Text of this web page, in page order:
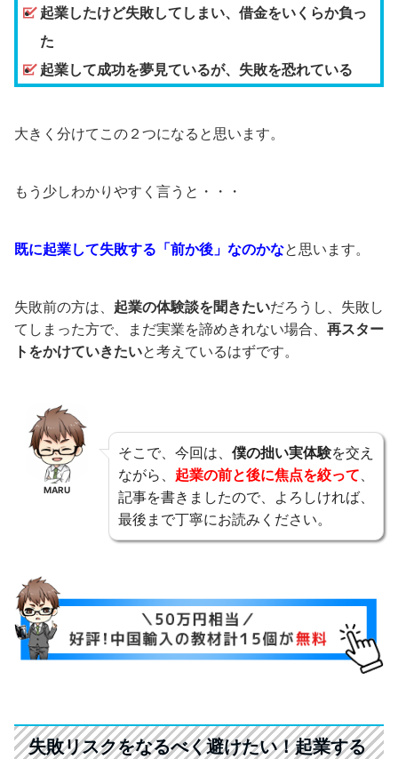
起業したけど失敗してしまい、借金をいくらか負っ
た
起業して成功を夢見ているが、失敗を恐れている
大きく分けてこの２つになると思います。
もう少しわかりやすく言うと・・・
既に起業して失敗する「前か後」なのかなと思います。
失敗前の方は、 起業の体験談を聞きたいだろうし、失敗し
てしまった方で、まだ実業を諦めきれない場合、 再スター
トをかけていきたいと考えているはずです。
MARU
そこで、今回は、 僕の拙い実体験を交え
ながら、 起業の前と後に焦点を絞って、
記事を書きましたので、よろしければ、
最後まで丁寧にお読みください。
失敗リスクをなるべく避けたい！起業する